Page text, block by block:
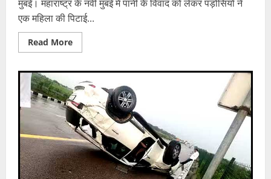
मुंबई। महाराष्ट्र के नवी मुंबई में पानी के विवाद को लेकर पड़ोसियों ने
एक महिला की पिटाई...
Read MoreRead
more
मुंबई
में
पानी
के
विवाद
को
लेकर
पड़ोसियों
ने
की
महिला
की